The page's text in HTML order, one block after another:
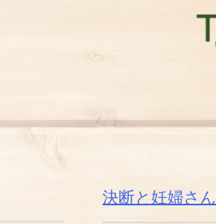
決断と妊婦さん